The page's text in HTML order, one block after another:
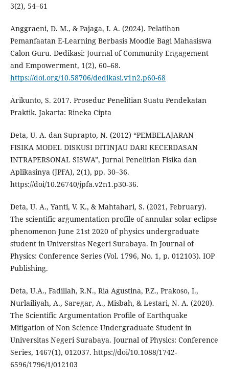
3(2), 54–61
Anggraeni, D. M., & Pajaga, I. A. (2024). Pelatihan
Pemanfaatan E-Learning Berbasis Moodle Bagi Mahasiswa
Calon Guru. Dedikasi: Journal of Community Engagement
and Empowerment, 1(2), 60–68.
https://doi.org/10.58706/dedikasi.v1n2.p60-68
Arikunto, S. 2017. Prosedur Penelitian Suatu Pendekatan
Praktik. Jakarta: Rineka Cipta
Deta, U. A. dan Suprapto, N. (2012) “PEMBELAJARAN
FISIKA MODEL DISKUSI DITINJAU DARI KECERDASAN
INTRAPERSONAL SISWA”, Jurnal Penelitian Fisika dan
Aplikasinya (JPFA), 2(1), pp. 30–36.
https://doi/10.26740/jpfa.v2n1.p30-36.
Deta, U. A., Yanti, V. K., & Mahtahari, S. (2021, February).
The scientific argumentation profile of annular solar eclipse
phenomenon June 21st 2020 of physics undergraduate
student in Universitas Negeri Surabaya. In Journal of
Physics: Conference Series (Vol. 1796, No. 1, p. 012103). IOP
Publishing.
Deta, U.A., Fadillah, R.N., Ria Agustina, P.Z., Prakoso, I.,
Nurlailiyah, A., Saregar, A., Misbah, & Lestari, N. A. (2020).
The Scientific Argumentation Profile of Earthquake
Mitigation of Non Science Undergraduate Student in
Universitas Negeri Surabaya. Journal of Physics: Conference
Series, 1467(1), 012037. https://doi/10.1088/1742-
6596/1796/1/012103